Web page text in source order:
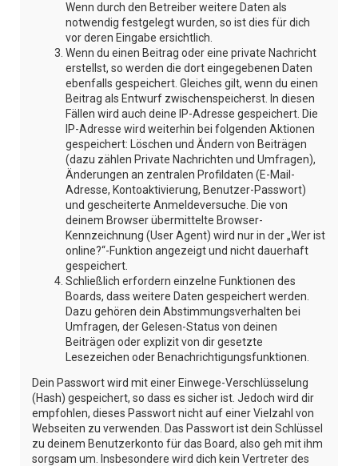
Wenn durch den Betreiber weitere Daten als
notwendig festgelegt wurden, so ist dies für dich
vor deren Eingabe ersichtlich.
Wenn du einen Beitrag oder eine private Nachricht
erstellst, so werden die dort eingegebenen Daten
ebenfalls gespeichert. Gleiches gilt, wenn du einen
Beitrag als Entwurf zwischenspeicherst. In diesen
Fällen wird auch deine IP-Adresse gespeichert. Die
IP-Adresse wird weiterhin bei folgenden Aktionen
gespeichert: Löschen und Ändern von Beiträgen
(dazu zählen Private Nachrichten und Umfragen),
Änderungen an zentralen Profildaten (E-Mail-
Adresse, Kontoaktivierung, Benutzer-Passwort)
und gescheiterte Anmeldeversuche. Die von
deinem Browser übermittelte Browser-
Kennzeichnung (User Agent) wird nur in der „Wer ist
online?“-Funktion angezeigt und nicht dauerhaft
gespeichert.
Schließlich erfordern einzelne Funktionen des
Boards, dass weitere Daten gespeichert werden.
Dazu gehören dein Abstimmungsverhalten bei
Umfragen, der Gelesen-Status von deinen
Beiträgen oder explizit von dir gesetzte
Lesezeichen oder Benachrichtigungsfunktionen.
Dein Passwort wird mit einer Einwege-Verschlüsselung
(Hash) gespeichert, so dass es sicher ist. Jedoch wird dir
empfohlen, dieses Passwort nicht auf einer Vielzahl von
Webseiten zu verwenden. Das Passwort ist dein Schlüssel
zu deinem Benutzerkonto für das Board, also geh mit ihm
sorgsam um. Insbesondere wird dich kein Vertreter des